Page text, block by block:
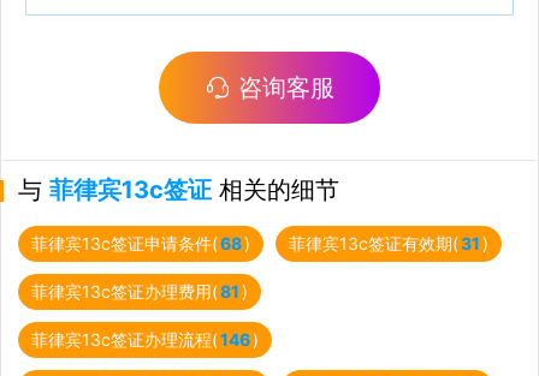
咨询客服
与 菲律宾13c签证 相关的细节
菲律宾13c签证申请条件(68) 菲律宾13c签证有效期(31)
菲律宾13c签证办理费用(81)
菲律宾13c签证办理流程(146)